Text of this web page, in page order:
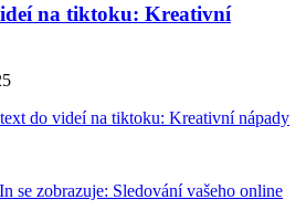
na tiktoku: Kreativní
do videí na tiktoku: Kreativní nápady